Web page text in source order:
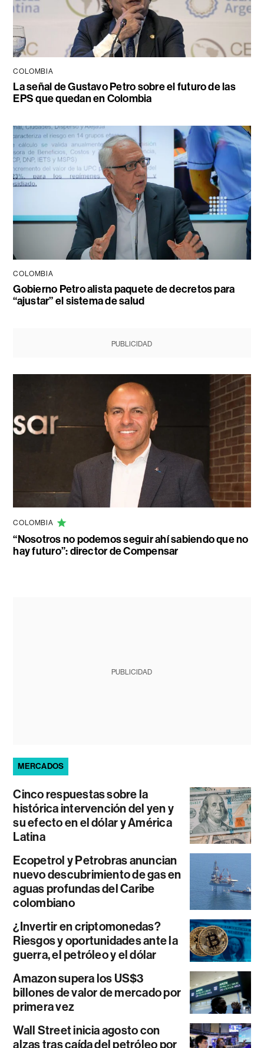
COLOMBIA
La señal de Gustavo Petro sobre el futuro de las
EPS que quedan en Colombia
COLOMBIA
Gobierno Petro alista paquete de decretos para
“ajustar” el sistema de salud
PUBLICIDAD
COLOMBIA
“Nosotros no podemos seguir ahí sabiendo que no
hay futuro”: director de Compensar
PUBLICIDAD
MERCADOS
Cinco respuestas sobre la
histórica intervención del yen y
su efecto en el dólar y América
Latina
Ecopetrol y Petrobras anuncian
nuevo descubrimiento de gas en
aguas profundas del Caribe
colombiano
¿Invertir en criptomonedas?
Riesgos y oportunidades ante la
guerra, el petróleo y el dólar
Amazon supera los US$3
billones de valor de mercado por
primera vez
Wall Street inicia agosto con
alzas tras caída del petróleo por